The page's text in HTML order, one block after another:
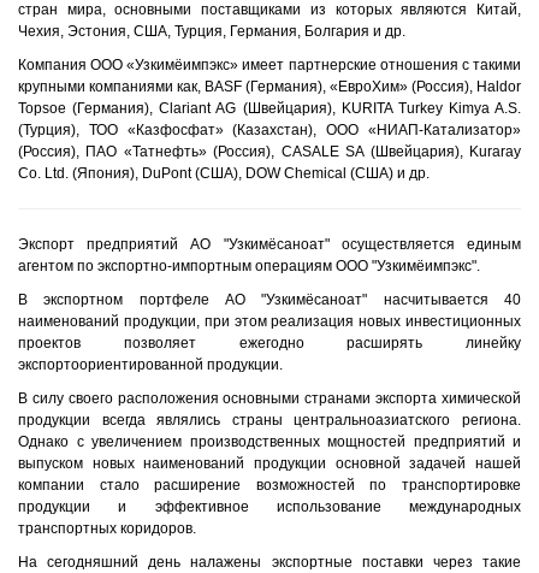
стран мира, основными поставщиками из которых являются Китай,
Чехия, Эстония, США, Турция, Германия, Болгария и др.
Компания ООО «Узкимёимпэкс» имеет партнерские отношения с такими
крупными компаниями как, BASF (Германия), «ЕвроХим» (Россия), Haldor
Topsoe (Германия), Clariant AG (Швейцария), KURITA Turkey Kimya A.S.
(Турция), ТОО «Казфосфат» (Казахстан), ООО «НИАП-Катализатор»
(Россия), ПАО «Татнефть» (Россия), CASALE SA (Швейцария), Kuraray
Co. Ltd. (Япония), DuPont (США), DOW Chemical (США) и др.
Экспорт предприятий АО "Узкимёсаноат" осуществляется единым
агентом по экспортно-импортным операциям ООО "Узкимёимпэкс".
В экспортном портфеле АО "Узкимёсаноат" насчитывается 40
наименований продукции, при этом реализация новых инвестиционных
проектов позволяет ежегодно расширять линейку
экспортоориентированной продукции.
В силу своего расположения основными странами экспорта химической
продукции всегда являлись страны центральноазиатского региона.
Однако с увеличением производственных мощностей предприятий и
выпуском новых наименований продукции основной задачей нашей
компании стало расширение возможностей по транспортировке
продукции и эффективное использование международных
транспортных коридоров.
На сегодняшний день налажены экспортные поставки через такие